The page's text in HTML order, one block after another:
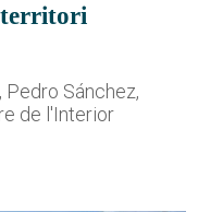
territori
Pedro Sánchez,
de l'Interior